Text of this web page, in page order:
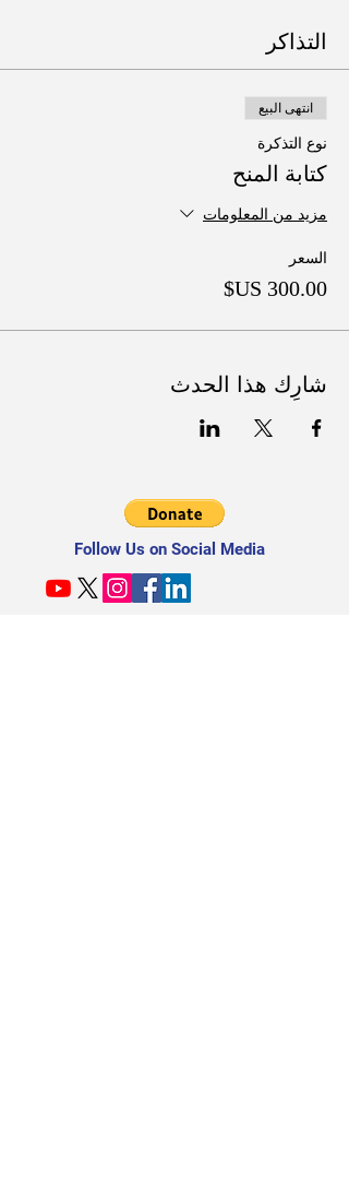
التذاكر
انتهى البيع
نوع التذكرة
كتابة المنح
مزيد من المعلومات
السعر
شارِك هذا الحدث
Follow Us on Social Media